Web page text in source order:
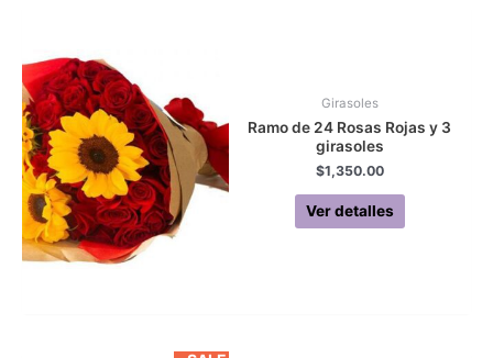
Girasoles
Ramo de 24 Rosas Rojas y 3
girasoles
$1,350.00
Ver detalles